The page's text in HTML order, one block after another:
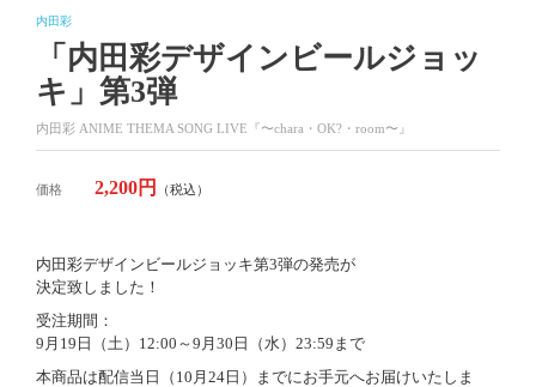
内田彩
「内田彩デザインビールジョッ
キ」第3弾
内田彩 ANIME THEMA SONG LIVE『〜chara・OK?・room〜』
価格 2,200円 （税込）
内田彩デザインビールジョッキ第3弾の発売が
決定致しました！
受注期間：
9月19日（土）12:00～9月30日（水）23:59まで
本商品は配信当日（10月24日）までにお手元へお届けいたしま